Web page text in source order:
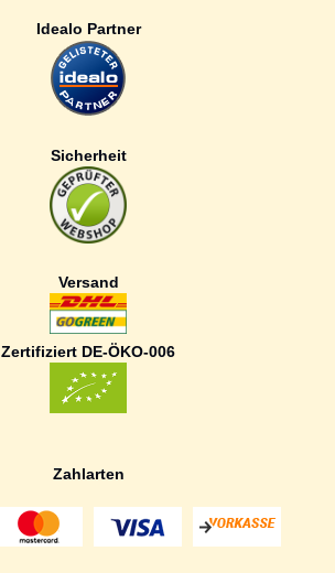
Idealo Partner
Sicherheit
Versand
Zertifiziert DE-ÖKO-006
Zahlarten